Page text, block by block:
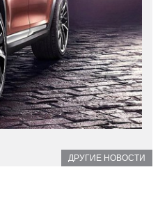
ДРУГИЕ НОВОСТИ